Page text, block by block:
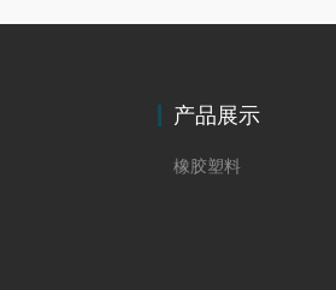
产品展示
橡胶塑料